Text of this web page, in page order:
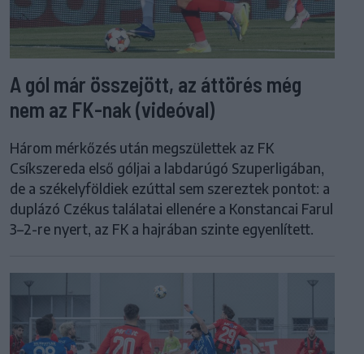
A gól már összejött, az áttörés még
nem az FK-nak (videóval)
Három mérkőzés után megszülettek az FK
Csíkszereda első góljai a labdarúgó Szuperligában,
de a székelyföldiek ezúttal sem szereztek pontot: a
duplázó Czékus találatai ellenére a Konstancai Farul
3–2-re nyert, az FK a hajrában szinte egyenlített.